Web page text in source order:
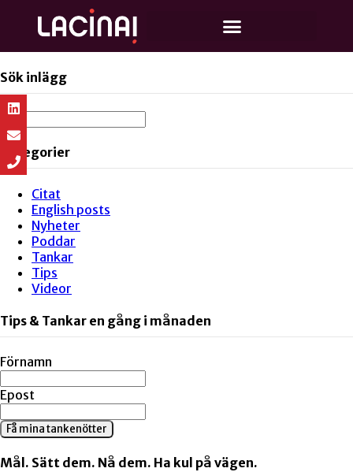
Sök inlägg
Kategorier
Citat
English posts
Nyheter
Poddar
Tankar
Tips
Videor
Tips & Tankar en gång i månaden
Förnamn
Epost
Få mina tankenötter
Mål. Sätt dem. Nå dem. Ha kul på vägen.